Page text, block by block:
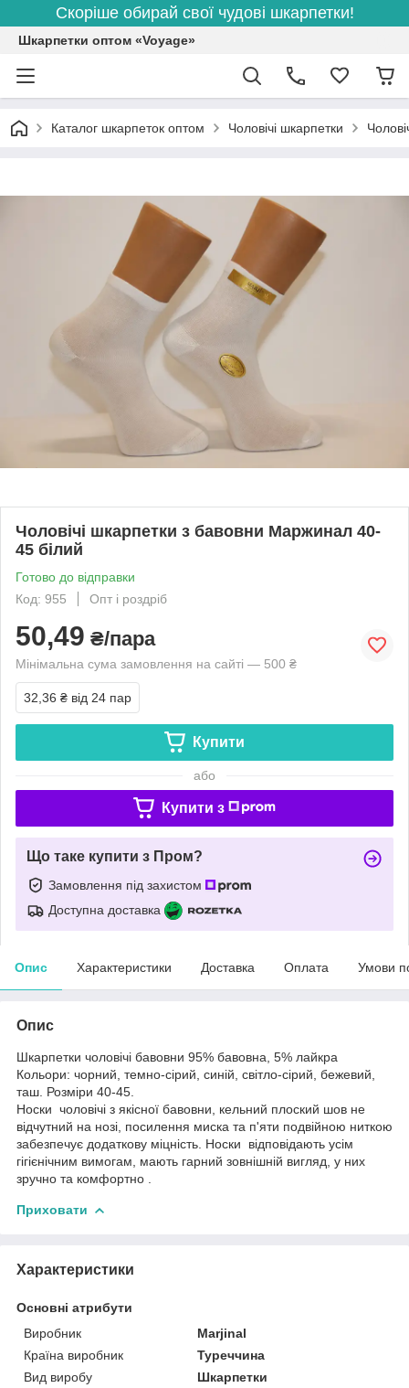
Скоріше обирай свої чудові шкарпетки!
Шкарпетки оптом «Voyage»
Каталог шкарпеток оптом Чоловічі шкарпетки
Чоловічі шкарпетки з бавовни Маржинал 40-
45 білий
Готово до відправки
Код: 955
Опт і роздріб
50,49 ₴/пара
Мінімальна сума замовлення на сайті — 500 ₴
32,36 ₴ від 24 пар
Купити
або
Купити з
Що таке купити з Пром?
Замовлення під захистом
Доступна доставка
Опис Характеристики Доставка Оплата Умови
Опис
Шкарпетки чоловічі бавовни 95% бавовна, 5% лайкра
Кольори: чорний, темно-сірий, синій, світло-сірий, бежевий,
таш. Розміри 40-45.
Носки чоловічі з якісної бавовни, кельний плоский шов не
відчутний на нозі, посилення миска та п'яти подвійною ниткою
забезпечує додаткову міцність. Носки відповідають усім
гігієнічним вимогам, мають гарний зовнішній вигляд, у них
зручно та комфортно .
Приховати
Характеристики
Основні атрибути
Виробник
Marjinal
Країна виробник
Туреччина
Вид виробу
Шкарпетки